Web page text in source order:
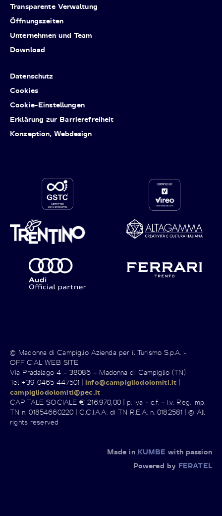
Transparente Verwaltung
Öffnungszeiten
Unternehmen und Team
Download
Datenschutz
Cookies
Cookie-Einstellungen
Erklärung zur Barrierefreiheit
Konzeption, Webdesign
© Madonna di Campiglio Azienda per il Turismo S.p.A. -
OFFICIAL WEB SITE
Via Pradalago 4 – 38086 – Madonna di Campiglio (TN)
Tel +39 0465 447501 |info@campigliodolomiti.it |
campigliodolomiti@pec.it
CAPITALE SOCIALE € 216.970,00 | p. iva - c.f. - i.v. Reg. Imp.
TN n. 01854660220 | C.C.I.A.A. di TN R.E.A. n. 0182581 | © All
rights reserved
Made in KUMBE with passion
Powered by FERATEL